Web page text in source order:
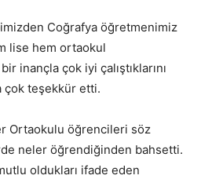
Coğrafya öğretmenimiz
lise hem ortaokul
inançla çok iyi çalıştıklarını
çok teşekkür etti.
Ortaokulu öğrencileri söz
neler öğrendiğinden bahsetti.
oldukları ifade eden